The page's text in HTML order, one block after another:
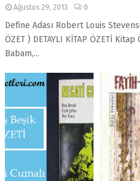
Ağustos 29, 2013 0
Define Adası Robert Louis
ÖZET ) DETAYLI KİTAP ÖZETİ Kitap
Babam,...